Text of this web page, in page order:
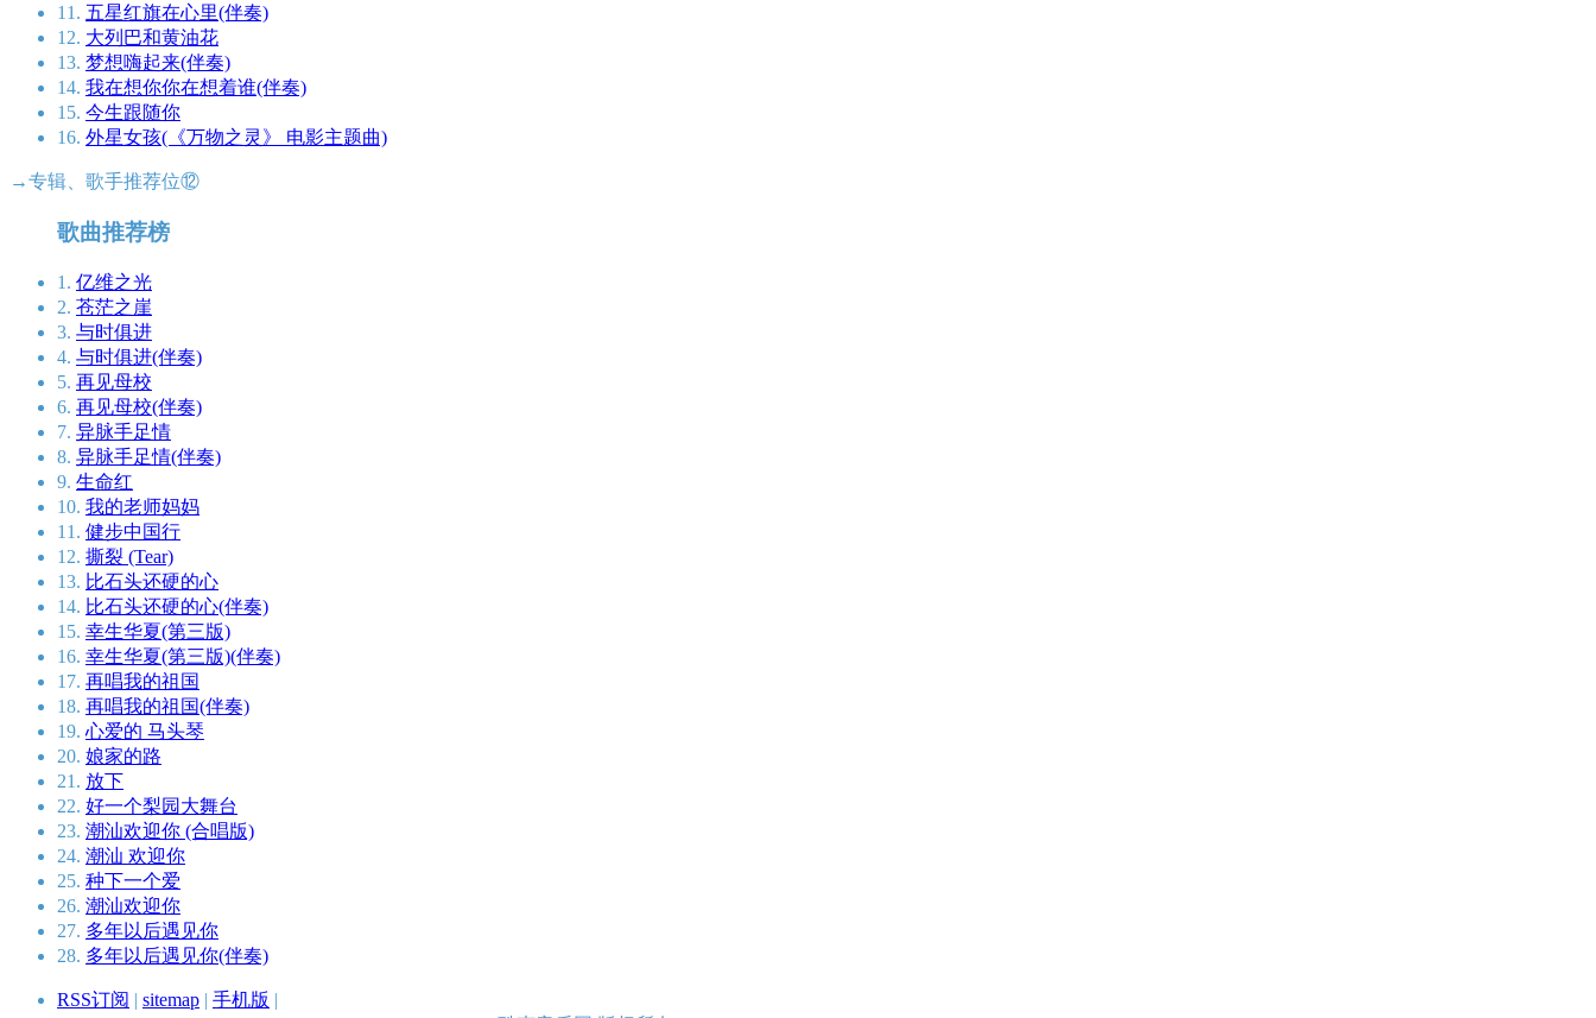
11. 五星红旗在心里(伴奏)
12. 大列巴和黄油花
13. 梦想嗨起来(伴奏)
14. 我在想你你在想着谁(伴奏)
15. 今生跟随你
16. 外星女孩(《万物之灵》 电影主题曲)
→专辑、歌手推荐位⑫
歌曲推荐榜
1. 亿维之光
2. 苍茫之崖
3. 与时俱进
4. 与时俱进(伴奏)
5. 再见母校
6. 再见母校(伴奏)
7. 异脉手足情
8. 异脉手足情(伴奏)
9. 生命红
10. 我的老师妈妈
11. 健步中国行
12. 撕裂 (Tear)
13. 比石头还硬的心
14. 比石头还硬的心(伴奏)
15. 幸生华夏(第三版)
16. 幸生华夏(第三版)(伴奏)
17. 再唱我的祖国
18. 再唱我的祖国(伴奏)
19. 心爱的 马头琴
20. 娘家的路
21. 放下
22. 好一个梨园大舞台
23. 潮汕欢迎你 (合唱版)
24. 潮汕 欢迎你
25. 种下一个爱
26. 潮汕欢迎你
27. 多年以后遇见你
28. 多年以后遇见你(伴奏)
RSS订阅 | sitemap | 手机版 |